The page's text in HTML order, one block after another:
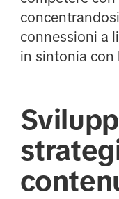
connessioni a
in sintonia con